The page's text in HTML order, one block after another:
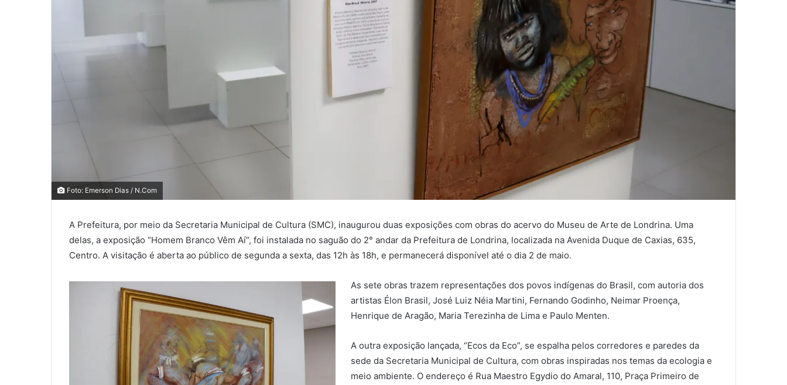
Foto: Emerson Dias / N.Com
A Prefeitura, por meio da Secretaria Municipal de Cultura (SMC), inaugurou duas exposições com obras do acervo do Museu de Arte de Londrina. Uma
delas, a exposição “Homem Branco Vêm Aí”, foi instalada no saguão do 2° andar da Prefeitura de Londrina, localizada na Avenida Duque de Caxias, 635,
Centro. A visitação é aberta ao público de segunda a sexta, das 12h às 18h, e permanecerá disponível até o dia 2 de maio.
As sete obras trazem representações dos povos indígenas do Brasil, com autoria dos
artistas Élon Brasil, José Luiz Néia Martini, Fernando Godinho, Neimar Proença,
Henrique de Aragão, Maria Terezinha de Lima e Paulo Menten.
A outra exposição lançada, “Ecos da Eco”, se espalha pelos corredores e paredes da
sede da Secretaria Municipal de Cultura, com obras inspiradas nos temas da ecologia e
meio ambiente. O endereço é Rua Maestro Egydio do Amaral, 110, Praça Primeiro de